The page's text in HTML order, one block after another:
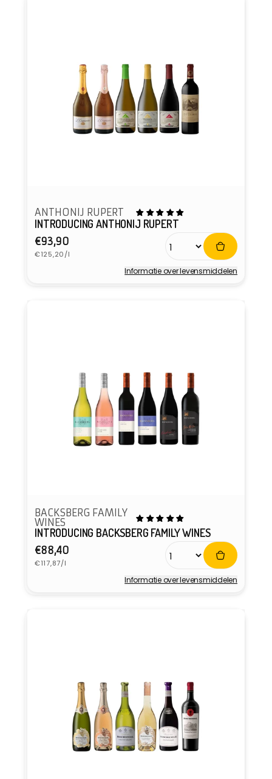
ANTHONIJ RUPERT
INTRODUCING ANTHONIJ RUPERT
Normale
prijs
€93,90
Eenheidsprijs
€125,20/l
Informatie over levensmiddelen
BACKSBERG FAMILY
WINES
INTRODUCING BACKSBERG FAMILY WINES
Normale
prijs
€88,40
Eenheidsprijs
€117,87/l
Informatie over levensmiddelen